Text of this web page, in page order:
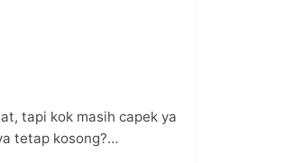
tapi kok masih capek ya
tetap kosong?…